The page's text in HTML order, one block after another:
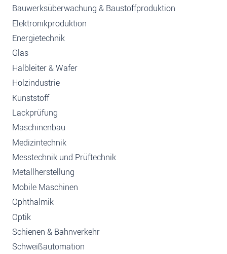
Bauwerksüberwachung & Baustoffproduktion
Elektronikproduktion
Energietechnik
Glas
Halbleiter & Wafer
Holzindustrie
Kunststoff
Lackprüfung
Maschinenbau
Medizintechnik
Messtechnik und Prüftechnik
Metallherstellung
Mobile Maschinen
Ophthalmik
Optik
Schienen & Bahnverkehr
Schweißautomation